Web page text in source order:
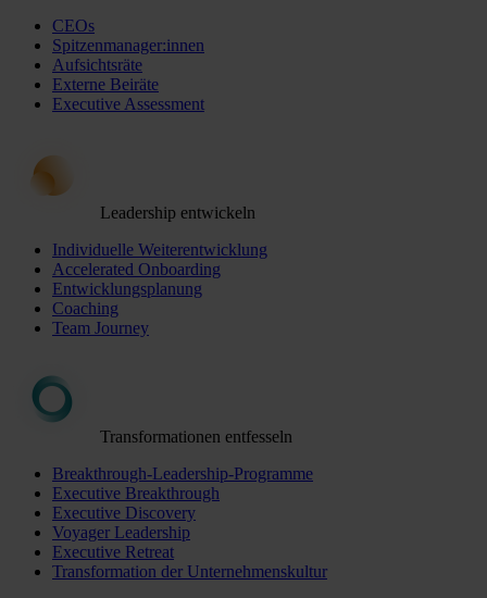
CEOs
Spitzenmanager:innen
Aufsichtsräte
Externe Beiräte
Executive Assessment
Leadership entwickeln
Individuelle Weiterentwicklung
Accelerated Onboarding
Entwicklungsplanung
Coaching
Team Journey
Transformationen entfesseln
Breakthrough-Leadership-Programme
Executive Breakthrough
Executive Discovery
Voyager Leadership
Executive Retreat
Transformation der Unternehmenskultur